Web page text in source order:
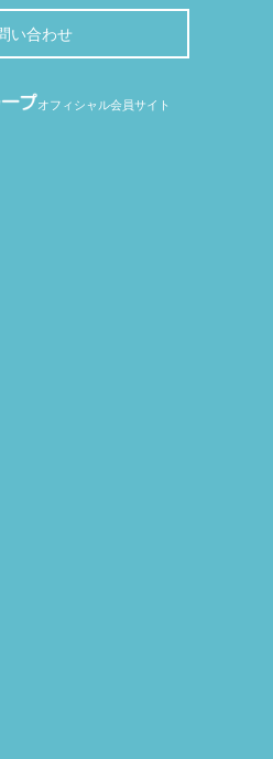
い合わせ
オフィシャル会員サイト